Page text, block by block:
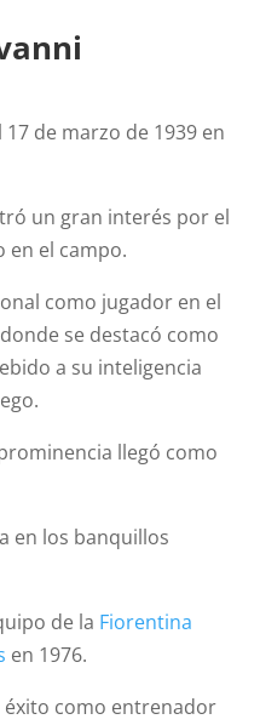
de marzo de 1939 en
un gran interés por el
el campo.
como jugador en el
se destacó como
a su inteligencia
llegó como
en los banquillos
de la Fiorentina
en 1976.
éxito como entrenador